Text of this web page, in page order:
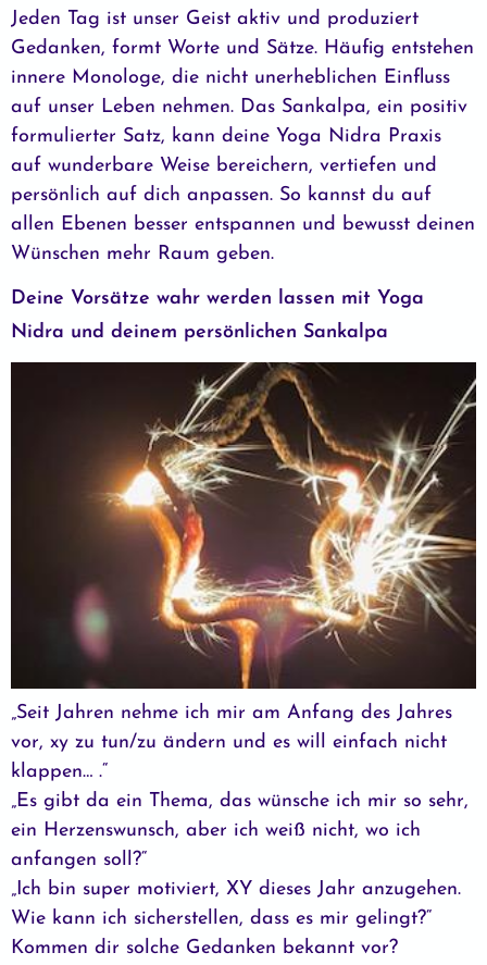
Jeden Tag ist unser Geist aktiv und produziert
Gedanken, formt Worte und Sätze. Häufig entstehen
innere Monologe, die nicht unerheblichen Einfluss
auf unser Leben nehmen. Das Sankalpa, ein positiv
formulierter Satz, kann deine Yoga Nidra Praxis
auf wunderbare Weise bereichern, vertiefen und
persönlich auf dich anpassen. So kannst du auf
allen Ebenen besser entspannen und bewusst deinen
Wünschen mehr Raum geben.
Deine Vorsätze wahr werden lassen mit Yoga
Nidra und deinem persönlichen Sankalpa
„Seit Jahren nehme ich mir am Anfang des Jahres
vor, xy zu tun/zu ändern und es will einfach nicht
klappen… .“
„Es gibt da ein Thema, das wünsche ich mir so sehr,
ein Herzenswunsch, aber ich weiß nicht, wo ich
anfangen soll?“
„Ich bin super motiviert, XY dieses Jahr anzugehen.
Wie kann ich sicherstellen, dass es mir gelingt?“
Kommen dir solche Gedanken bekannt vor?